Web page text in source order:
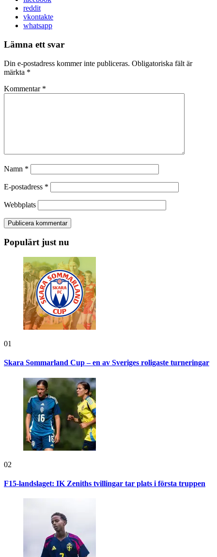
reddit
vkontakte
whatsapp
Lämna ett svar
Din e-postadress kommer inte publiceras. Obligatoriska fält är
märkta *
Kommentar *
Namn *
E-postadress *
Webbplats
Populärt just nu
01
Skara Sommarland Cup – en av Sveriges roligaste turneringar
02
F15-landslaget: IK Zeniths tvillingar tar plats i första truppen